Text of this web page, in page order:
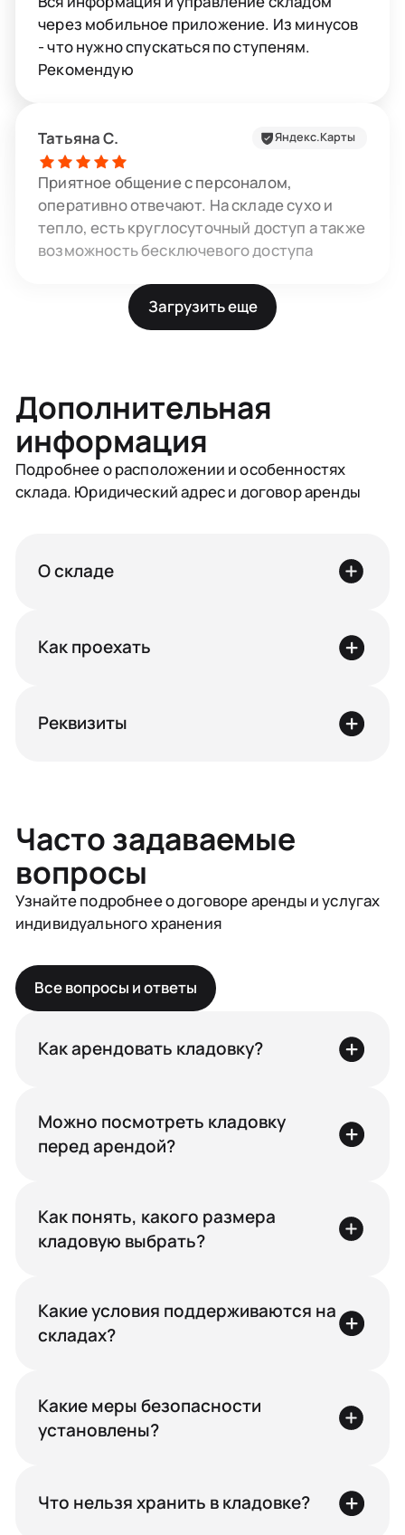
через мобильное приложение. Из минусов
- что нужно спускаться по ступеням.
Рекомендую
Яндекс.Карты
Татьяна С.
Приятное общение с персоналом,
оперативно отвечают. На складе сухо и
тепло, есть круглосуточный доступ а также
возможность бесключевого доступа
Загрузить еще
Дополнительная
информация
Подробнее о расположении и особенностях
склада. Юридический адрес и договор аренды
О складе
Как проехать
Реквизиты
Часто задаваемые
вопросы
Узнайте подробнее о договоре аренды и услугах
индивидуального хранения
Все вопросы и ответы
Как арендовать кладовку?
Можно посмотреть кладовку
перед арендой?
Как понять, какого размера
кладовую выбрать?
Какие условия поддерживаются на
складах?
Какие меры безопасности
установлены?
Что нельзя хранить в кладовке?